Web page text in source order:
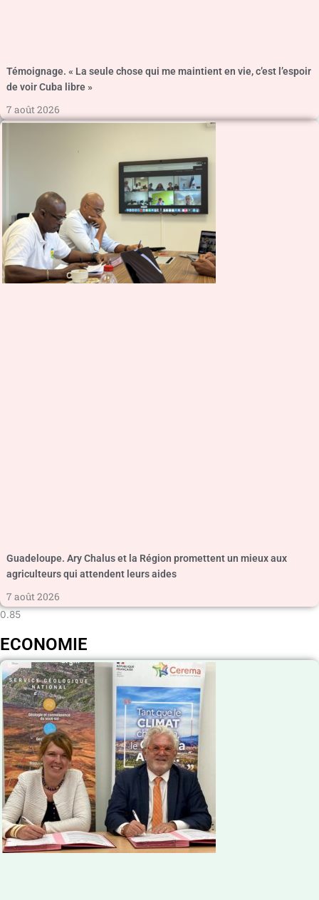
Témoignage. « La seule chose qui me maintient en vie, c’est l’espoir
de voir Cuba libre »
7 août 2026
Guadeloupe. Ary Chalus et la Région promettent un mieux aux
agriculteurs qui attendent leurs aides
7 août 2026
ECONOMIE